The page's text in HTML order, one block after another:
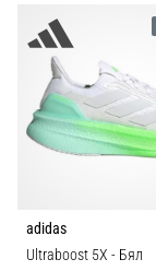
adidas
Ultraboost 5X - Бял